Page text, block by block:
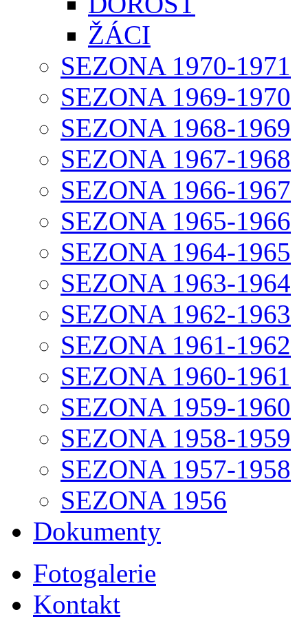
ŽÁCI
SEZONA 1970-1971
SEZONA 1969-1970
SEZONA 1968-1969
SEZONA 1967-1968
SEZONA 1966-1967
SEZONA 1965-1966
SEZONA 1964-1965
SEZONA 1963-1964
SEZONA 1962-1963
SEZONA 1961-1962
SEZONA 1960-1961
SEZONA 1959-1960
SEZONA 1958-1959
SEZONA 1957-1958
SEZONA 1956
Dokumenty
Fotogalerie
Kontakt